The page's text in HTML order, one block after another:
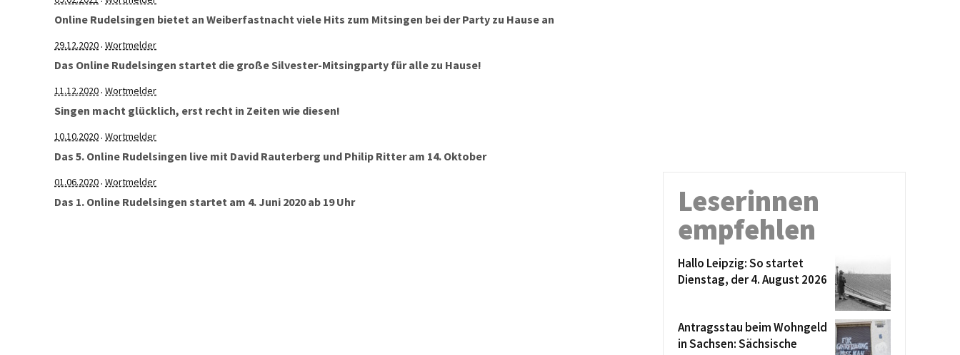
Online Rudelsingen bietet an Weiberfastnacht viele Hits zum Mitsingen bei der Party zu Hause an
29.12.2020· Wortmelder
Das Online Rudelsingen startet die große Silvester-Mitsingparty für alle zu Hause!
11.12.2020· Wortmelder
Singen macht glücklich, erst recht in Zeiten wie diesen!
10.10.2020· Wortmelder
Das 5. Online Rudelsingen live mit David Rauterberg und Philip Ritter am 14. Oktober
01.06.2020· Wortmelder
Das 1. Online Rudelsingen startet am 4. Juni 2020 ab 19 Uhr
Leserinnen
empfehlen
Hallo Leipzig: So startet
Dienstag, der 4. August 2026
Antragsstau beim Wohngeld
in Sachsen: Sächsische